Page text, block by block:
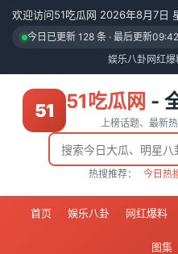
欢迎访问51吃瓜网 2026年8月7日
今日已更新 128 条 · 最后更新09:42
娱乐八卦 网红爆
51 51吃瓜网 -
上榜话题、最新
热搜推荐： 今日热
首页 娱乐八卦 网红爆料
图集